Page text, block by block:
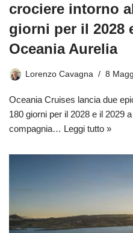
crociere intorno
giorni per il 2028
Oceania Aurelia
Lorenzo Cavagna 8
Oceania Cruises lancia due
180 giorni per il 2028 e il 2029
compagnia… Leggi tutto »